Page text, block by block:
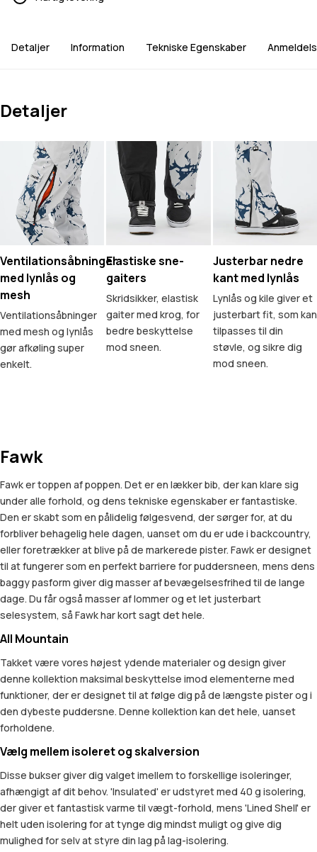
Detaljer Information Tekniske Egenskaber
Detaljer
Ventilationsåbninger
med lynlås og
mesh
Ventilationsåbninger
med mesh og lynlås
gør afkøling super
enkelt.
Elastiske sne-
gaiters
Skridsikker, elastisk
gaiter med krog, for
bedre beskyttelse
mod sneen.
Justerbar nedre
kant med lynlås
Lynlås og kile giver et
justerbart fit, som kan
tilpasses til din
støvle, og sikre dig
mod sneen.
Fawk
Fawk er toppen af poppen. Det er en lækker bib, der kan klare sig
under alle forhold, og dens tekniske egenskaber er fantastiske.
Den er skabt som en pålidelig følgesvend, der sørger for, at du
forbliver behagelig hele dagen, uanset om du er ude i backcountry,
eller foretrækker at blive på de markerede pister. Fawk er designet
til at fungerer som en perfekt barriere for puddersneen, mens dens
baggy pasform giver dig masser af bevægelsesfrihed til de lange
dage. Du får også masser af lommer og et let justerbart
selesystem, så Fawk har kort sagt det hele.
All Mountain
Takket være vores højest ydende materialer og design giver
denne kollektion maksimal beskyttelse imod elementerne med
funktioner, der er designet til at følge dig på de længste pister og i
den dybeste puddersne. Denne kollektion kan det hele, uanset
forholdene.
Vælg mellem isoleret og skalversion
Disse bukser giver dig valget imellem to forskellige isoleringer,
afhængigt af dit behov. 'Insulated' er udstyret med 40 g isolering,
der giver et fantastisk varme til vægt-forhold, mens 'Lined Shell' er
helt uden isolering for at tynge dig mindst muligt og give dig
mulighed for selv at styre din lag på lag-isolering.